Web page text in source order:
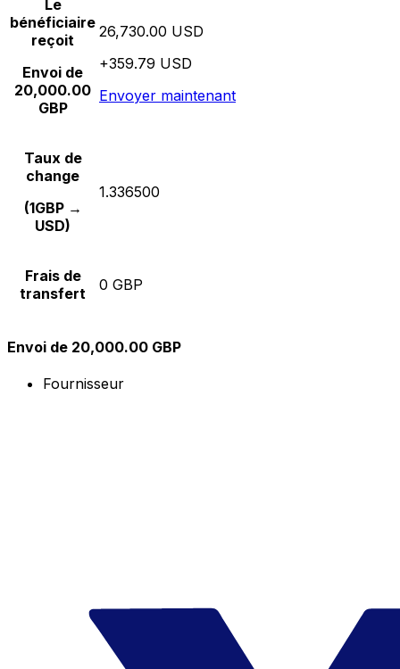
Le
bénéficiaire
reçoit
Envoi de
20,000.00
GBP
26,730.00 USD
+359.79 USD
Envoyer maintenant
Taux de
change
(1GBP →
USD)
1.336500
Frais de
transfert
0 GBP
Envoi de 20,000.00 GBP
Fournisseur